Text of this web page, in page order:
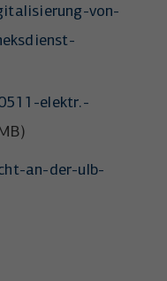
von-
elektr.-
an-der-ulb-